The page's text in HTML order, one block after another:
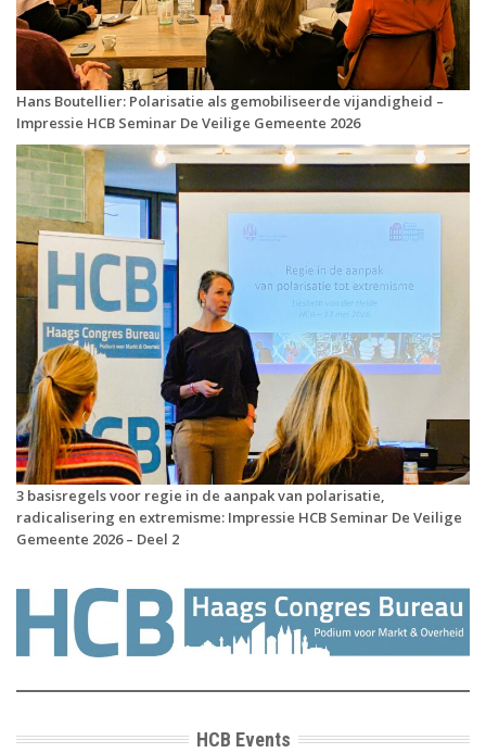
Hans Boutellier: Polarisatie als gemobiliseerde vijandigheid –
Impressie HCB Seminar De Veilige Gemeente 2026
3 basisregels voor regie in de aanpak van polarisatie,
radicalisering en extremisme: Impressie HCB Seminar De Veilige
Gemeente 2026 – Deel 2
HCB Events